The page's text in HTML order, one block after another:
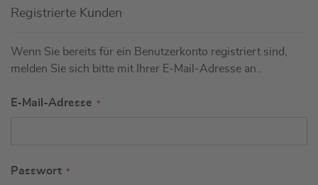
Registrierte Kunden
Wenn Sie bereits für ein Benutzerkonto registriert sind,
melden Sie sich bitte mit Ihrer E-Mail-Adresse an..
E-Mail-Adresse
Passwort